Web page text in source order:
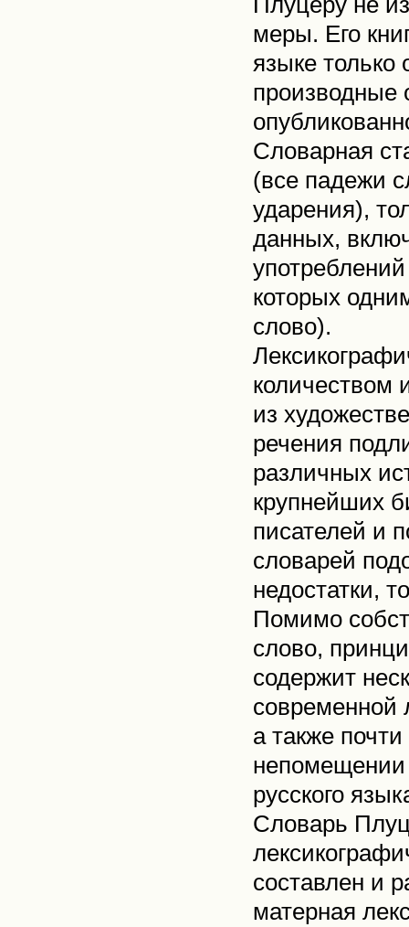
меры. Его
языке
производные
Словарная
(все падежи
ударения),
данных,
которых
слово).
количеством
из
речения
различных
крупнейших
писателей и
словарей
недостатки,
Помимо
слово,
содержит
современной
а также
непомещении
русского
Словарь
составлен и
матерная